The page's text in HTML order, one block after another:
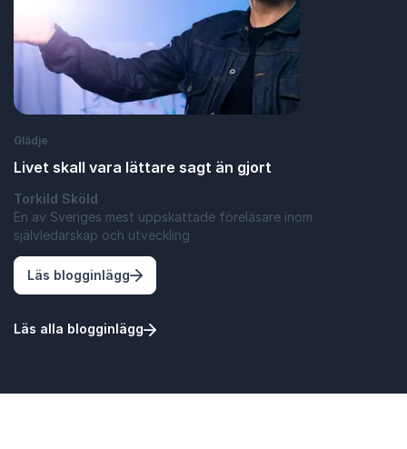
Glädje
Livet skall vara lättare sagt än gjort
Torkild Sköld
En av Sveriges mest uppskattade föreläsare inom
självledarskap och utveckling
Läs blogginlägg: Livet skall vara lättare sagt än gjort
Läs alla blogginlägg